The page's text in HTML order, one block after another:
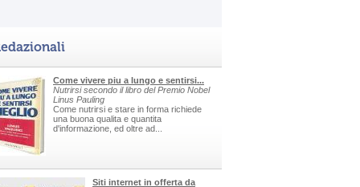
Come vivere piu a lungo e sentirsi...
Nutrirsi secondo il libro del Premio Nobel
Linus Pauling
Come nutrirsi e stare in forma richiede
una buona qualita e quantita
d'informazione, ed oltre ad...
Siti internet in offerta da